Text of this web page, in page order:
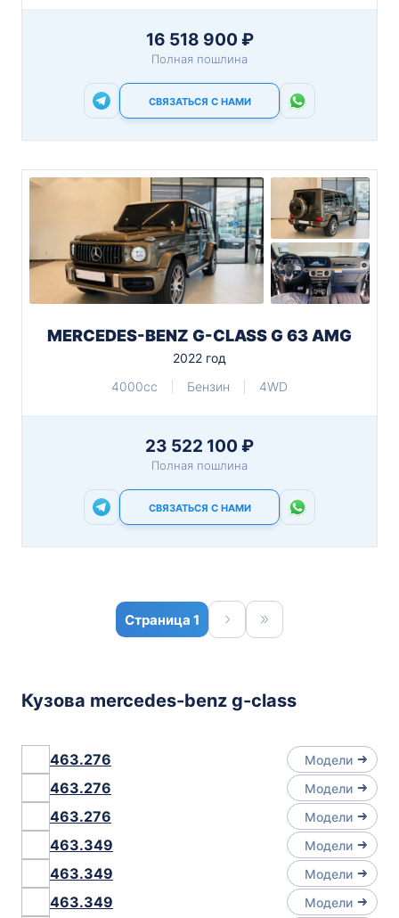
16 518 900 ₽
Полная пошлина
СВЯЗАТЬСЯ С НАМИ
MERCEDES-BENZ G-CLASS G 63 AMG
2022 год
4000cc
Бензин 4WD
23 522 100 ₽
Полная пошлина
СВЯЗАТЬСЯ С НАМИ
1
Кузова mercedes-benz g-class
463.276 Модели
463.276 Модели
463.276 Модели
463.349 Модели
463.349 Модели
463.349 Модели